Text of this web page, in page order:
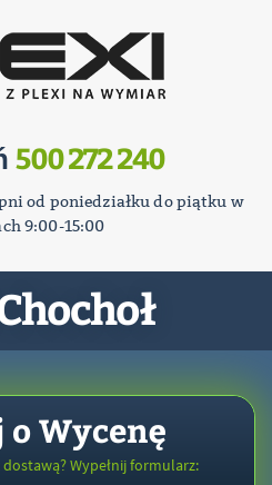
500 272 240
od poniedziałku do piątku w
9:00-15:00
Wycenę
Wypełnij formularz: